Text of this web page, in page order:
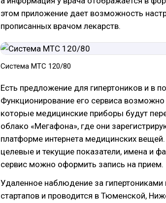
этом приложение дает возможность
прописанных врачом лекарств.
Система МТС 120/80
Есть предложение для гипертоников и в
Функционирование его сервиса возможно
которые медицинские приборы будут
облако «Мегафона», где они
платформе интернета медицинских
целевые и текущие показатели, имена и
сервис можно оформить запись на прием.
Удаленное наблюдение за
стартапов и проводится в Тюменской,